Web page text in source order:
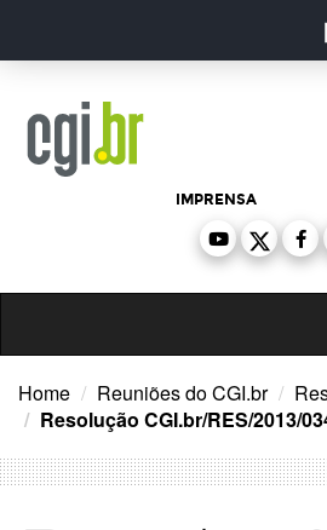
o
IMPRENSA
Home Reuniões do CGI.br
Resolução CGI.br/RES/2013/